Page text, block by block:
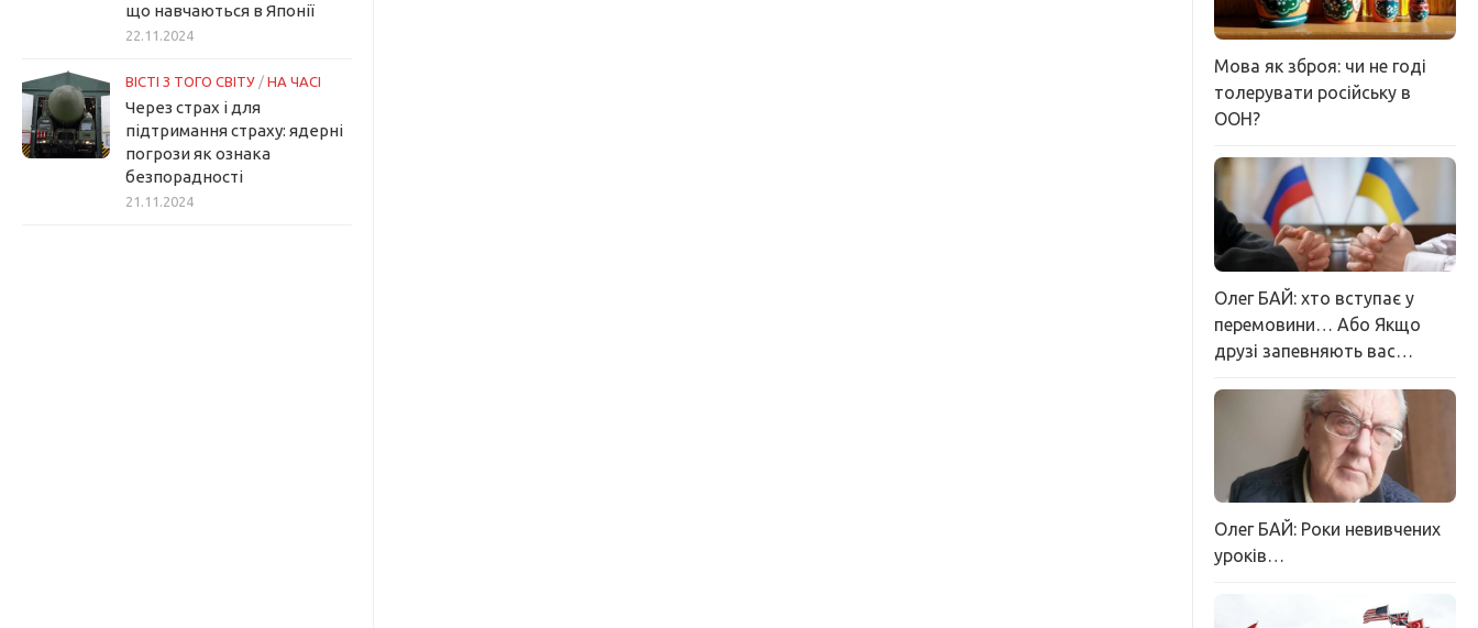
що навчаються в Японії
22.11.2024
ВІСТІ З ТОГО СВІТУ / НА ЧАСІ
Через страх і для
підтримання страху: ядерні
погрози як ознака
безпорадності
21.11.2024
Мова як зброя: чи не годі
толерувати російську в
ООН?
Олег БАЙ: хто вступає у
перемовини… Або Якщо
друзі запевняють вас…
Олег БАЙ: Роки невивчених
уроків…